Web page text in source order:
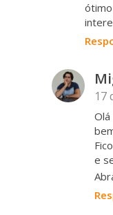
17
e